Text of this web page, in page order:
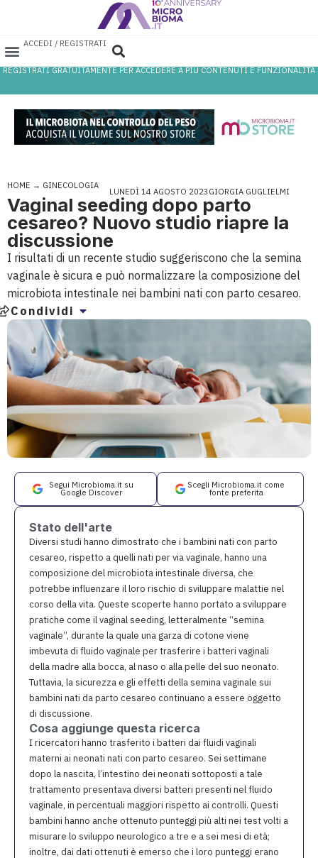
ACCEDI / REGISTRATI
REGISTRATI GRATUITAMENTE PER ACCEDERE A PIÙ CONTENUTI E FUNZIONALITÀ
HOME → GINECOLOGIA
LUNEDÌ 14 AGOSTO 2023 GIORGIA GUGLIELMI
Vaginal seeding dopo parto
cesareo? Nuovo studio riapre la
discussione
I risultati di un recente studio suggeriscono che la semina
vaginale è sicura e può normalizzare la composizione del
microbiota intestinale nei bambini nati con parto cesareo.
Condividi
Segui Microbioma.it su
Google Discover
Scegli Microbioma.it come
fonte preferita
Stato dell'arte
Diversi studi hanno dimostrato che i bambini nati con parto
cesareo, rispetto a quelli nati per via vaginale, hanno una
composizione del microbiota intestinale diversa, che
potrebbe influenzare il loro rischio di sviluppare malattie nel
corso della vita. Queste scoperte hanno portato a sviluppare
pratiche come il vaginal seeding, letteralmente “semina
vaginale”, durante la quale una garza di cotone viene
imbevuta di fluido vaginale per trasferire i batteri vaginali
della madre alla bocca, al naso o alla pelle del suo neonato.
Tuttavia, la sicurezza e gli effetti della semina vaginale sui
bambini nati da parto cesareo continuano a essere oggetto
di discussione.
Cosa aggiunge questa ricerca
I ricercatori hanno trasferito i batteri dai fluidi vaginali
materni ai neonati nati con parto cesareo. Sei settimane
dopo la nascita, l’intestino dei neonati sottoposti a tale
trattamento presentava diversi batteri presenti nel fluido
vaginale, in percentuali maggiori rispetto ai controlli. Questi
bambini hanno anche ottenuto punteggi più alti nei test volti a
misurare lo sviluppo neurologico a tre e a sei mesi di età;
inoltre, dai dati ottenuti è emerso che i loro punteggi erano